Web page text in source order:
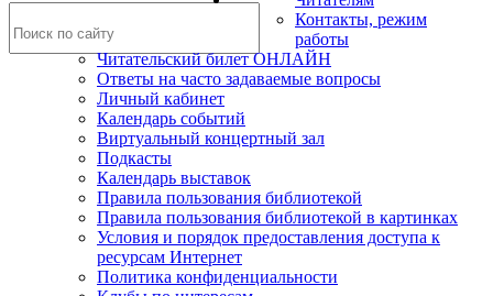
Контакты, режим
работы
Читательский билет ОНЛАЙН
Ответы на часто задаваемые вопросы
Личный кабинет
Календарь событий
Виртуальный концертный зал
Подкасты
Календарь выставок
Правила пользования библиотекой
Правила пользования библиотекой в картинках
Условия и порядок предоставления доступа к
ресурсам Интернет
Политика конфиденциальности